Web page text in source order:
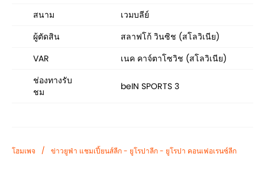
สนาม
เวมบลีย์
ผู้ตัดสิน
สลาฟโก้ วินซิช (สโลวิเนีย)
VAR
เนค คาจ์ตาโซวิช (สโลวิเนีย)
ช่องทางรับ
ชม
beIN SPORTS 3
โฮมเพจ / ข่าวยูฟ่า แชมเปี้ยนส์ลีก - ยูโรปาลีก - ยูโรปา คอนเฟอเรนซ์ลีก